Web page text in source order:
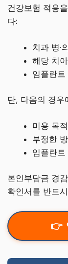
건강보험 적용
다:
치과 병·
해당 치
임플란
단, 다음의 경우
미용 목
부정한
임플란
본인부담금 경
확인서를 반드